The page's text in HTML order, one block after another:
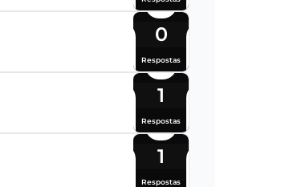
0
Respostas
1
Respostas
1
Respostas